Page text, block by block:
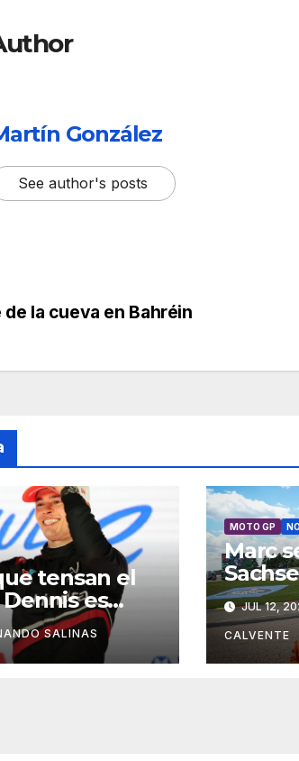
González
See author's posts
de la cueva en Bahréin
tensan el
es
SALINAS
MOTO GP
Marc
JUL 12,
CALVENTE